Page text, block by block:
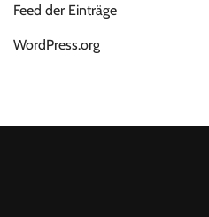
Feed der Einträge
WordPress.org